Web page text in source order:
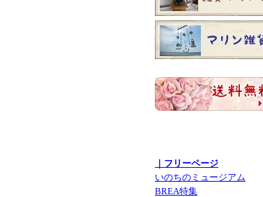
｜フリーページ
いのちのミュージアム
BREA特集